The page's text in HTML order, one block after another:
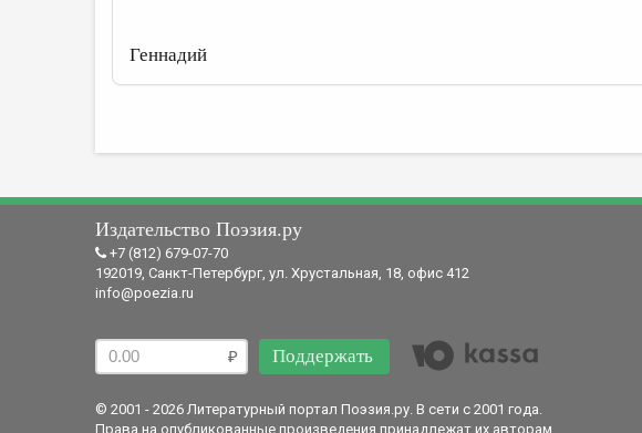
Геннадий
Издательство Поэзия.ру
+7 (812) 679-07-70
192019, Санкт-Петербург, ул. Хрустальная, 18, офис 412
info@poezia.ru
Поддержать
© 2001 - 2026 Литературный портал Поэзия.ру. В сети с 2001 года.
Права на опубликованные произведения принадлежат их авторам.